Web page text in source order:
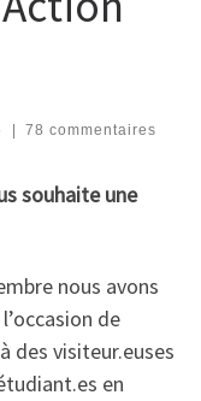
| 78 commentaires
souhaite une
nous avons
de
des visiteur.euses
en